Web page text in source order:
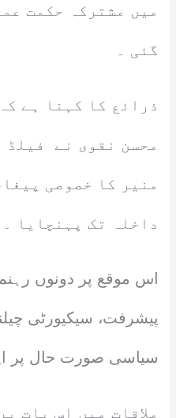
میں مشترکہ حکمت
گئی ۔
ذرائع کا کہنا ہے
محسن نقوی نے فیلڈ
منیر کا خصوصی
داخلہ تک پہنچایا ۔
اس موقع پر دونوں
پیشرفت، سیکیورٹی
سیاسی صورت حال پر
ملاقات میں اس بات